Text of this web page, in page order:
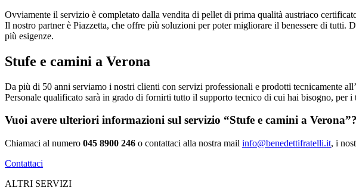
Ovviamente il servizio è completato dalla vendita di pellet di prima qualità austriaco
Il nostro partner è Piazzetta, che offre più soluzioni per poter migliorare il benessere di tutti.
più esigenze.
Stufe e camini a Verona
Da più di 50 anni serviamo i nostri clienti con servizi professionali e prodotti tecnicamente
Personale qualificato sarà in grado di fornirti tutto il supporto tecnico di cui hai bisogno, per i
Vuoi avere ulteriori informazioni sul servizio “Stufe e camini a Verona”?
Chiamaci al numero 045 8900 246 o contattaci alla nostra mail info@benedettifratelli.it, i
Contattaci
ALTRI SERVIZI